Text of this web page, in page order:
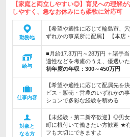
【家庭と両立しやすい◎】育児への理解
しやすく、急なお休みにも柔軟に対応可
勤務地
【希望や適性に応じて輪島市、
ずれかの事業所に配属】 【本店
給与
■月給17.3万円～28万円 ＋諸手
適性などを考慮のうえ、優遇い
初年度の年収： 300～450万円
仕事内容
【希望や適性に応じて配属先を
ビス・販売・営農のいずれかの
ションで多彩な経験を積める
対象と
なる方
【未経験・第二新卒歓迎】◎男
町に根付いて働きたい方歓迎 ★
フも大切にできますよ